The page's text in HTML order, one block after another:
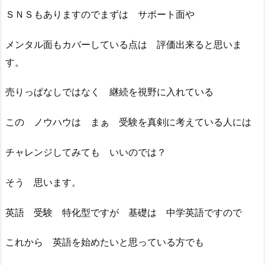
ＳＮＳもありますのでまずは サポート面や
メンタル面もカバーしている点は 評価出来ると思いま
す。
売りっぱなしではなく 継続を視野に入れている
この ノウハウは まぁ 受験を真剣に考えている人には
チャレンジしてみても いいのでは？
そう 思います。
英語 受験 特化型ですが 基礎は 中学英語ですので
これから 英語を始めたいと思っている方でも